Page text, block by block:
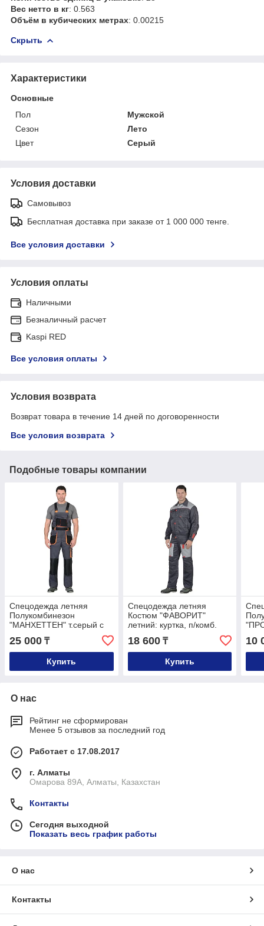
Вес нетто в кг: 0.563
Объём в кубических метрах: 0.00215
Скрыть
Характеристики
Основные
Пол
Мужской
Сезон
Лето
Цвет
Серый
Условия доставки
Самовывоз
Бесплатная доставка при заказе от 1 000 000 тенге.
Все условия доставки
Условия оплаты
Наличными
Безналичный расчет
Kaspi RED
Все условия оплаты
Условия возврата
Возврат товара в течение 14 дней по договоренности
Все условия возврата
Подобные товары компании
Спецодежда летняя
Полукомбинезон
"МАНХЕТТЕН" т.серый с
оранжевым и черным
25 000 ₸
Купить
Спецодежда летняя
Костюм "ФАВОРИТ"
летний: куртка, п/комб.
тёмно-серый с серым
тк."CROWN-230"
18 600₸
Купить
10
О нас
Рейтинг не сформирован
Менее 5 отзывов за последний год
Работает с 17.08.2017
г. Алматы
Омарова 89А, Алматы, Казахстан
Контакты
Сегодня выходной
Показать весь график работы
О нас
Контакты